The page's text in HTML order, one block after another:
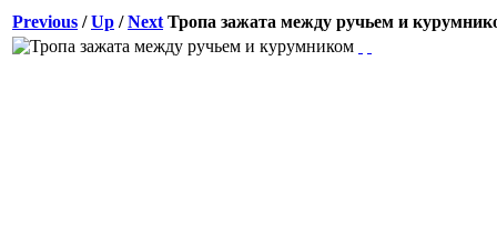
Previous /Up /Next Тропа зажата между ручьем и